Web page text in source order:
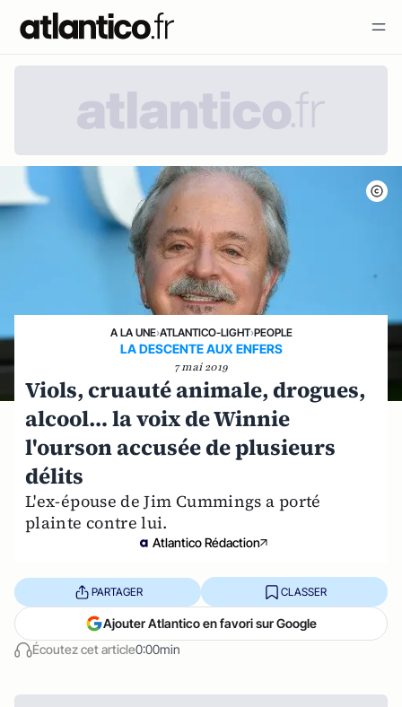
A LA UNE›ATLANTICO-LIGHT›PEOPLE
LA DESCENTE AUX ENFERS
7 mai 2019
Viols, cruauté animale, drogues,
alcool… la voix de Winnie
l'ourson accusée de plusieurs
délits
L'ex-épouse de Jim Cummings a porté
plainte contre lui.
Atlantico Rédaction
Écoutez cet article0:00min
PARTAGER CLASSER
Ajouter Atlantico en favori sur Google